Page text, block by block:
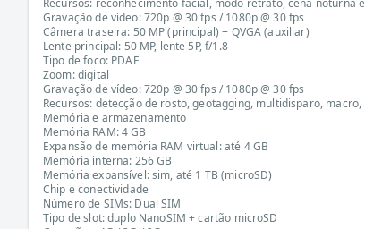
Recursos: reconhecimento facial, modo retrato, cena noturna
Gravação de vídeo: 720p @ 30 fps / 1080p @ 30 fps
Câmera traseira: 50 MP (principal) + QVGA (auxiliar)
Lente principal: 50 MP, lente 5P, f/1.8
Tipo de foco: PDAF
Zoom: digital
Gravação de vídeo: 720p @ 30 fps / 1080p @ 30 fps
Recursos: detecção de rosto, geotagging, multidisparo,
Memória e armazenamento
Memória RAM: 4 GB
Expansão de memória RAM virtual: até 4 GB
Memória interna: 256 GB
Memória expansível: sim, até 1 TB (microSD)
Chip e conectividade
Número de SIMs: Dual SIM
Tipo de slot: duplo NanoSIM + cartão microSD